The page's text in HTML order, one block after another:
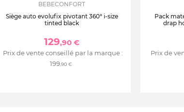
BEBECONFORT
Siège auto evolufix pivotant 360° i-size
tinted black
129,90 €
Prix de vente conseillé par la marque :
199,90 €
Pack
drap
Prix de